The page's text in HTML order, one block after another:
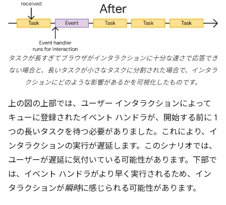
タスクが長すぎてブラウザがインタラクションに十分な速さで応答でき
ない場合と、長いタスクが小さなタスクに分割された場合で、インタラ
クションにどのような影響があるかを可視化したものです。
上の図の上部では、ユーザー インタラクションによって
キューに登録されたイベント ハンドラが、開始する前に 1
つの長いタスクを待つ必要がありました。これにより、イ
ンタラクションの実行が遅延します。このシナリオでは、
ユーザーが遅延に気付いている可能性があります。下部で
は、イベント ハンドラがより早く実行されるため、イン
タラクションが瞬時に感じられる可能性があります。